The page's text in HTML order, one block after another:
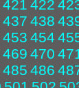
421 422
437 438
453 454
469 470
485 486